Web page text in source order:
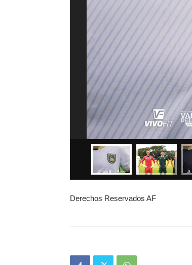
Derechos Reservados AF